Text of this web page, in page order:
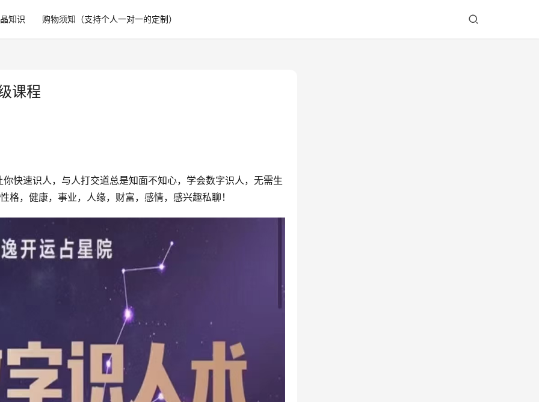
知识 购物须知（支持个人一对一的定制）
能量】依盈 数字识人‮初术‬级课程
辰八字，只需对方手‮号机‬就能3秒识人，看清她的性格，健康，事业，人缘，财富，感情，感‮趣兴‬私聊！